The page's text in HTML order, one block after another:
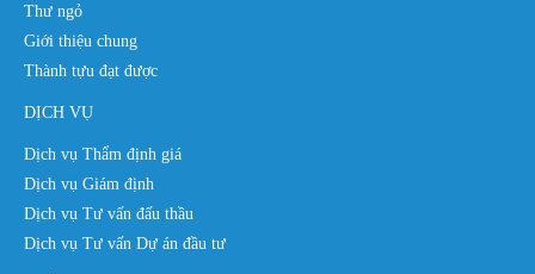
Thư ngỏ
Giới thiệu chung
Thành tựu đạt được
DỊCH VỤ
Dịch vụ Thẩm định giá
Dịch vụ Giám định
Dịch vụ Tư vấn đấu thầu
Dịch vụ Tư vấn Dự án đầu tư